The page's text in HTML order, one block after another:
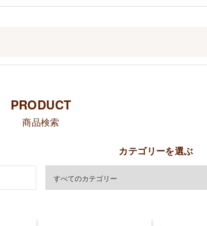
PRODUCT
商品検索
カテゴリーを選ぶ